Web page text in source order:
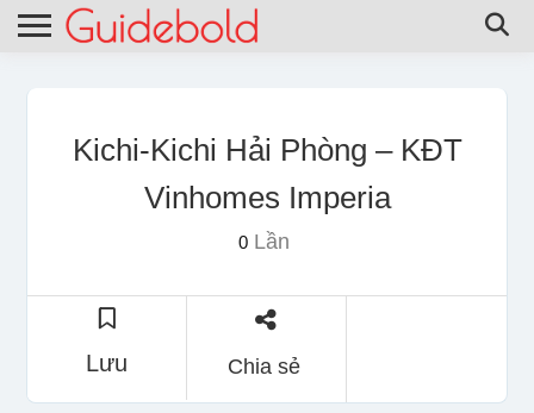
Kichi-Kichi Hải Phòng – KĐT
Vinhomes Imperia
0Lần
Lưu Chia sẻ